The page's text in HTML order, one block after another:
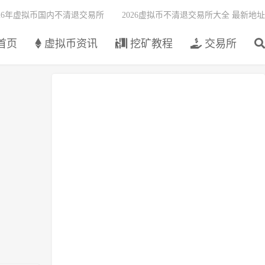
页 虚拟币资讯 挖矿教程 交易所
年虚拟币国内不清退交易所 2026虚拟币不清退交易所大全 最新地址